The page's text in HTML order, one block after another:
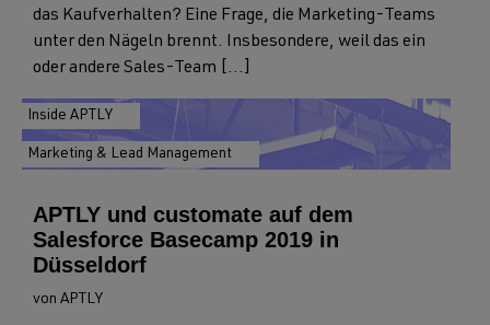
das Kaufverhalten? Eine Frage, die Marketing-Teams
unter den Nägeln brennt. Insbesondere, weil das ein
oder andere Sales-Team [...]
Inside APTLY
Marketing & Lead Management
APTLY und customate auf dem
Salesforce Basecamp 2019 in
Düsseldorf
von APTLY